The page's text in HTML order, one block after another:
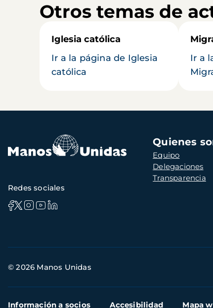
Otros temas de
Iglesia católica
Ir a la página de Iglesia
católica
Ir a
Navegación
principal
Quienes
Equipo
Delegaciones
Transparencia
Redes sociales
de
© 2026 Manos Unidas
Menú
Información a socios Accesibilidad Mapa